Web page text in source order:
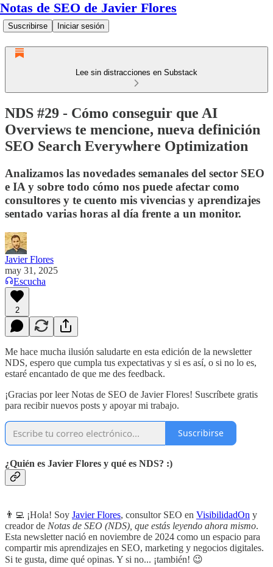
Notas de SEO de Javier Flores
Suscribirse Iniciar sesión
Lee sin distracciones en Substack
NDS #29 - Cómo conseguir que AI
Overviews te mencione, nueva definición
SEO Search Everywhere Optimization
Analizamos las novedades semanales del sector SEO
e IA y sobre todo cómo nos puede afectar como
consultores y te cuento mis vivencias y aprendizajes
sentado varias horas al día frente a un monitor.
Javier Flores
may 31, 2025
Escucha
2
Me hace mucha ilusión saludarte en esta edición de la newsletter
NDS, espero que cumpla tus expectativas y si es así, o si no lo es,
estaré encantado de que me des feedback.
¡Gracias por leer Notas de SEO de Javier Flores! Suscríbete gratis
para recibir nuevos posts y apoyar mi trabajo.
Suscribirse
¿Quién es Javier Flores y qué es NDS? :)
👨‍💻 ¡Hola! Soy Javier Flores, consultor SEO en VisibilidadOn y
creador de Notas de SEO (NDS), que estás leyendo ahora mismo.
Esta newsletter nació en noviembre de 2024 como un espacio para
compartir mis aprendizajes en SEO, marketing y negocios digitales.
Si te gusta, dime qué opinas. Y si no... ¡también! 😉